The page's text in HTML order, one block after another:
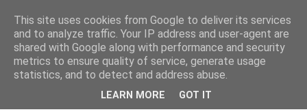
This site uses cookies from Google to deliver its services
and to analyze traffic. Your IP address and user-agent are
shared with Google along with performance and security
metrics to ensure quality of service, generate usage
statistics, and to detect and address abuse.
LEARN MORE GOT IT